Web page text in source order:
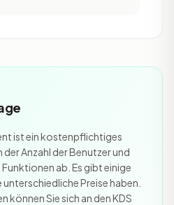
ist ein kostenpflichtiges
Anzahl der Benutzer und
ab. Es gibt einige
Preise haben.
können Sie sich an den KDS